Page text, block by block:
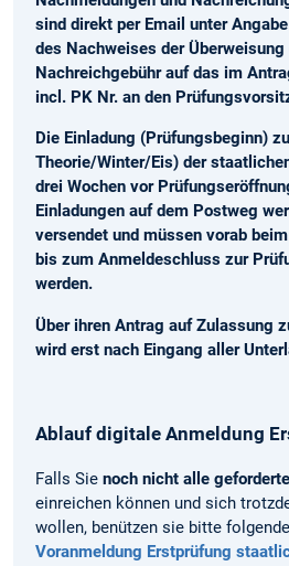
sind direkt per Email unter
des Nachweises der
Nachreichgebühr auf das im
incl. PK Nr. an den
Die Einladung (Prüfungsbeginn)
Theorie/Winter/Eis) der
drei Wochen vor
Einladungen auf dem Postweg
versendet und müssen vorab
bis zum Anmeldeschluss zur
werden.
Über ihren Antrag auf Zulassung
wird erst nach Eingang aller
Ablauf digitale Anmeldung
Falls Sie noch nicht alle
einreichen können und sich
wollen, benützen sie bitte
Voranmeldung Erstprüfung